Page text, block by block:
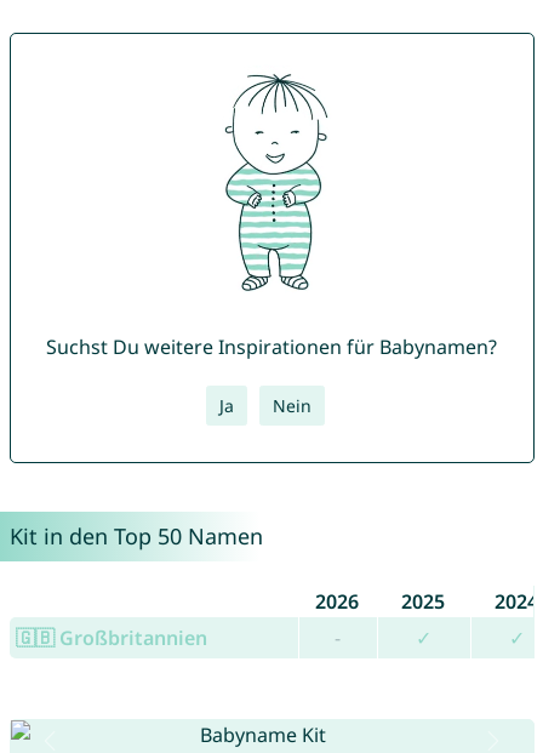
Suchst Du weitere Inspirationen für Babynamen?
Ja Nein
Kit in den Top 50 Namen
2026 2025
2024
🇬🇧 Großbritannien
- ✓ ✓